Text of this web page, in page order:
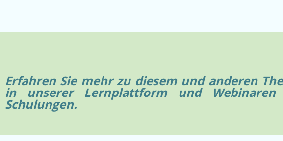
Erfahren Sie mehr zu diesem und anderen
in unserer Lernplattform und Webinaren
Schulungen.